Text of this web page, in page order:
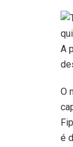
A
O
é